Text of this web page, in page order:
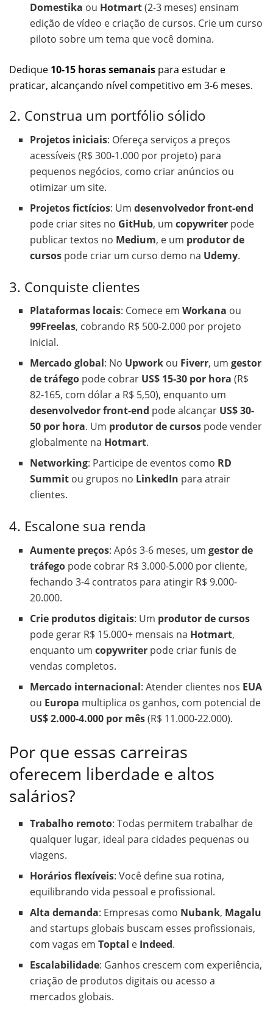
Domestika ou Hotmart(2-3 meses) ensinam
edição de vídeo e criação de cursos. Crie um curso
piloto sobre um tema que você domina.
Dedique 10-15 horas semanais para estudar e
praticar, alcançando nível competitivo em 3-6 meses.
2. Construa um portfólio sólido
Projetos iniciais: Ofereça serviços a preços
acessíveis (R$ 300-1.000 por projeto) para
pequenos negócios, como criar anúncios ou
otimizar um site.
Projetos fictícios: Umdesenvolvedor front-end
pode criar sites no GitHub, umcopywriter pode
publicar textos no Medium, e um produtor de
cursos pode criar um curso demo na Udemy.
3. Conquiste clientes
Plataformas locais: Comece emWorkana ou
99Freelas, cobrando R$ 500-2.000 por projeto
inicial.
Mercado global: No Upwork ou Fiverr, umgestor
de tráfego pode cobrar US$ 15-30 por hora (R$
82-165, com dólar a R$ 5,50), enquanto um
desenvolvedor front-end pode alcançar US$ 30-
50 por hora. Um produtor de cursos pode vender
globalmente na Hotmart.
Networking: Participe de eventos como RD
Summit ou grupos no LinkedIn para atrair
clientes.
4. Escalone sua renda
Aumente preços: Após 3-6 meses, umgestor de
tráfego pode cobrar R$ 3.000-5.000 por cliente,
fechando 3-4 contratos para atingir R$ 9.000-
20.000.
Crie produtos digitais: Um produtor de cursos
pode gerar R$ 15.000+ mensais na Hotmart,
enquanto umcopywriter pode criar funis de
vendas completos.
Mercado internacional: Atender clientes nos EUA
ou Europa multiplica os ganhos, com potencial de
US$ 2.000-4.000 por mês(R$ 11.000-22.000).
Por que essas carreiras
oferecem liberdade e altos
salários?
Trabalho remoto: Todas permitem trabalhar de
qualquer lugar, ideal para cidades pequenas ou
viagens.
Horários flexíveis: Você define sua rotina,
equilibrando vida pessoal e profissional.
Alta demanda: Empresas como Nubank, Magalu
and startups globais buscam esses profissionais,
com vagas emToptal e Indeed.
Escalabilidade: Ganhos crescem com experiência,
criação de produtos digitais ou acesso a
mercados globais.